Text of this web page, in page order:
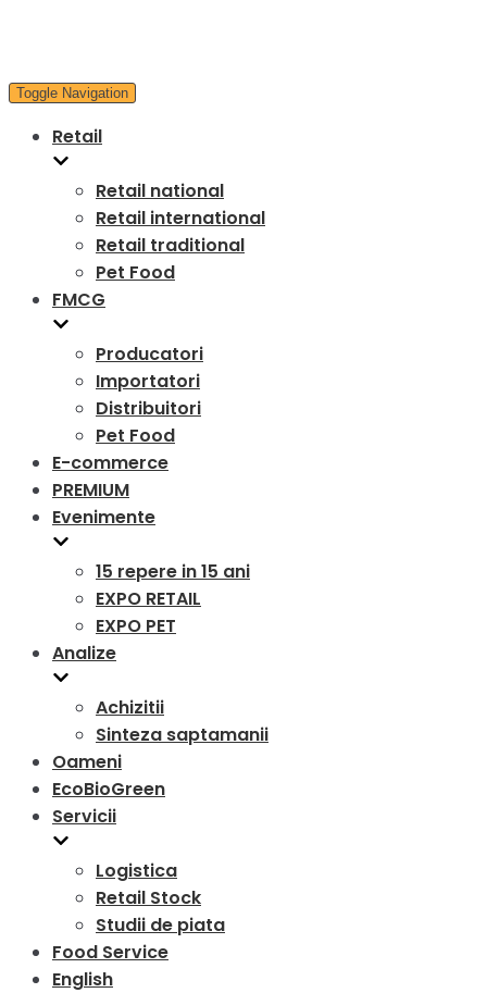
Toggle Navigation
Retail
Retail national
Retail international
Retail traditional
Pet Food
FMCG
Producatori
Importatori
Distribuitori
Pet Food
E-commerce
PREMIUM
Evenimente
15 repere in 15 ani
EXPO RETAIL
EXPO PET
Analize
Achizitii
Sinteza saptamanii
Oameni
EcoBioGreen
Servicii
Logistica
Retail Stock
Studii de piata
Food Service
English